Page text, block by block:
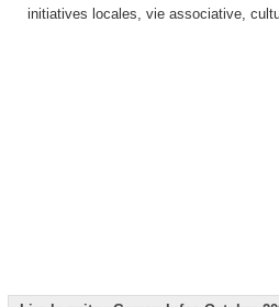
initiatives locales, vie associative,